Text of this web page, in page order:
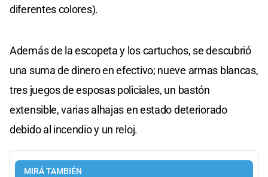
diferentes colores).
Además de la escopeta y los cartuchos, se descubrió
una suma de dinero en efectivo; nueve armas blancas,
tres juegos de esposas policiales, un bastón
extensible, varias alhajas en estado deteriorado
debido al incendio y un reloj.
MIRÁ TAMBIÉN